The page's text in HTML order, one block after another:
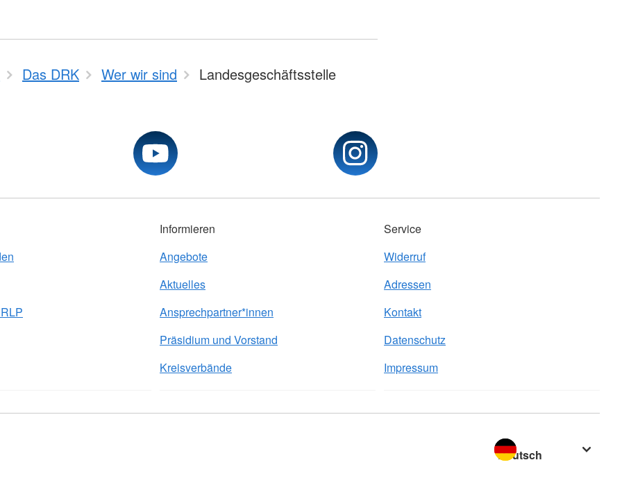
Das DRK Wer wir sind Landesgeschäftsstelle
Informieren
Angebote
Aktuelles
Ansprechpartner*innen
Präsidium und Vorstand
Kreisverbände
Service
Widerruf
Adressen
Kontakt
Datenschutz
Impressum
Sprache wechseln zu